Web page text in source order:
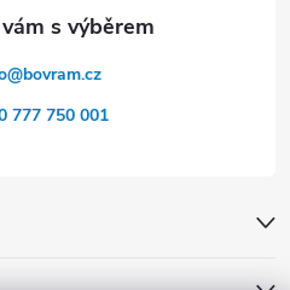
@bovram.cz
777 750 001